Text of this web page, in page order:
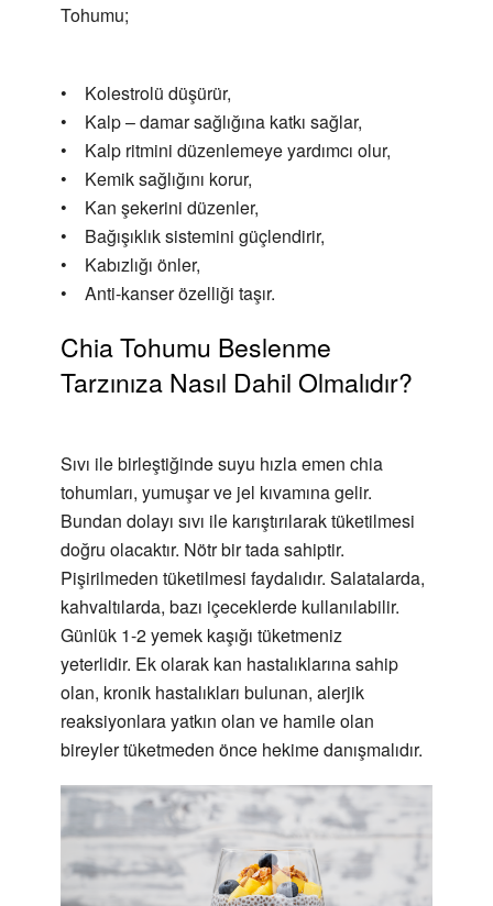
Tohumu;
• Kolestrolü düşürür,
• Kalp – damar sağlığına katkı sağlar,
• Kalp ritmini düzenlemeye yardımcı olur,
• Kemik sağlığını korur,
• Kan şekerini düzenler,
• Bağışıklık sistemini güçlendirir,
• Kabızlığı önler,
• Anti-kanser özelliği taşır.
Chia Tohumu Beslenme
Tarzınıza Nasıl Dahil Olmalıdır?
Sıvı ile birleştiğinde suyu hızla emen chia
tohumları, yumuşar ve jel kıvamına gelir.
Bundan dolayı sıvı ile karıştırılarak tüketilmesi
doğru olacaktır. Nötr bir tada sahiptir.
Pişirilmeden tüketilmesi faydalıdır. Salatalarda,
kahvaltılarda, bazı içeceklerde kullanılabilir.
Günlük 1-2 yemek kaşığı tüketmeniz
yeterlidir. Ek olarak kan hastalıklarına sahip
olan, kronik hastalıkları bulunan, alerjik
reaksiyonlara yatkın olan ve hamile olan
bireyler tüketmeden önce hekime danışmalıdır.